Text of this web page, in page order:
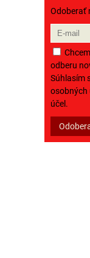
Odoberať
odberu
Súhlasím
osobných
účel.